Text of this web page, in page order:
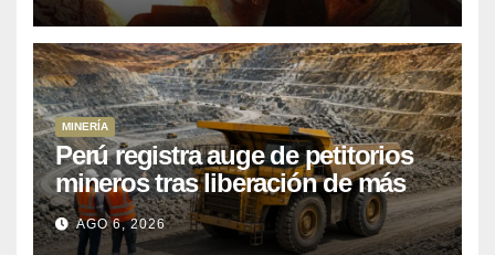
MINERÍA
Perú registra auge de petitorios
mineros tras liberación de más
de mil concesiones para explorar
cobre y oro
AGO 6, 2026